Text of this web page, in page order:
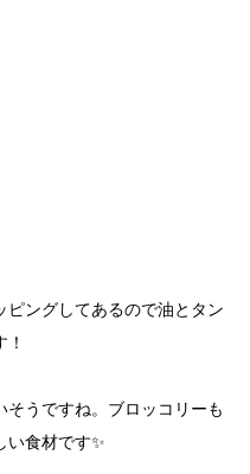
ピングしてあるので油とタン
そうですね。ブロッコリーも
い食材です✨